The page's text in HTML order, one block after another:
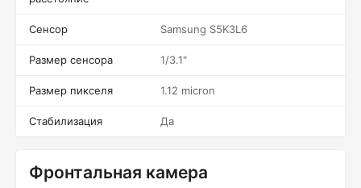
Сенсор Samsung S5K3L6
Размер сенсора 1/3.1"
Размер пикселя 1.12 micron
Стабилизация Да
Фронтальная камера